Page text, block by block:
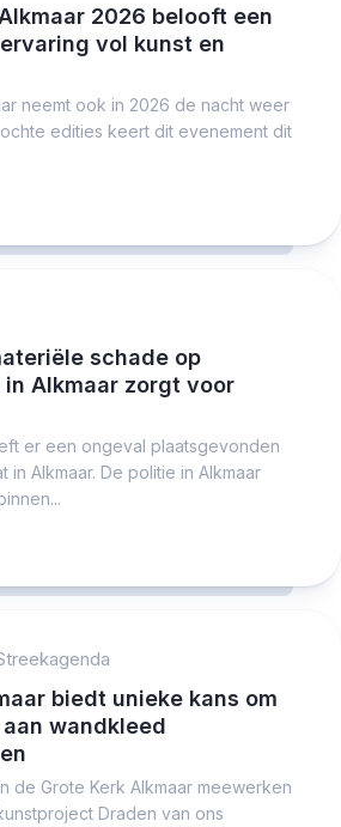
2026 belooft een
vol kunst en
neemt ook in 2026 de nacht weer
edities keert dit evenement dit
schade op
Alkmaar zorgt voor
er een ongeval plaatsgevonden
in Alkmaar. De politie in Alkmaar
biedt unieke kans om
wandkleed
de Grote Kerk Alkmaar meewerken
Draden van ons